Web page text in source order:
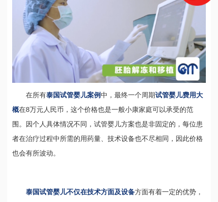
在所有泰国试管婴儿案例中，最终一个周期试管婴儿费用大
概在8万元人民币，这个价格也是一般小康家庭可以承受的范
围。因个人具体情况不同，试管婴儿方案也是非固定的，每位患
者在治疗过程中所需的用药量、技术设备也不尽相同，因此价格
也会有所波动。
泰国试管婴儿不仅在技术方面及设备方面有着一定的优势，